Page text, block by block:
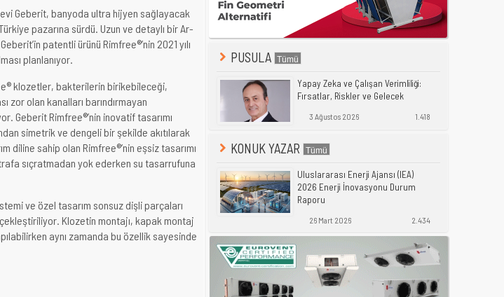
Geberit, banyoda ultra hijyen sağlayacak
pazarına sürdü. Uzun ve detaylı bir Ar-
patentli ürünü Rimfree®’nin 2021 yılı
planlanıyor.
klozetler, bakterilerin birikebileceği,
zor olan kanalları barındırmayan
Geberit Rimfree®’nin inovatif tasarımı
simetrik ve dengeli bir şekilde akıtılarak
diline sahip olan Rimfree®’nin eşsiz tasarımı
sıçratmadan yok ederken su tasarrufuna
ve özel tasarım sonsuz dişli parçaları
Klozetin montajı, kapak montaj
aynı zamanda bu özellik sayesinde
PUSULA
Yapay Zeka ve Çalışan Verimliliği:
Fırsatlar, Riskler ve Gelecek
3 Ağustos 2026 1.418
KONUK YAZAR
Uluslararası Enerji Ajansı (IEA)
2026 Enerji İnovasyonu Durum
Raporu
26 Mart 2026 2.434